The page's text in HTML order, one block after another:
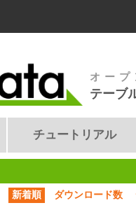
オー
テーブ
チュートリアル
新着順 ダウンロード数